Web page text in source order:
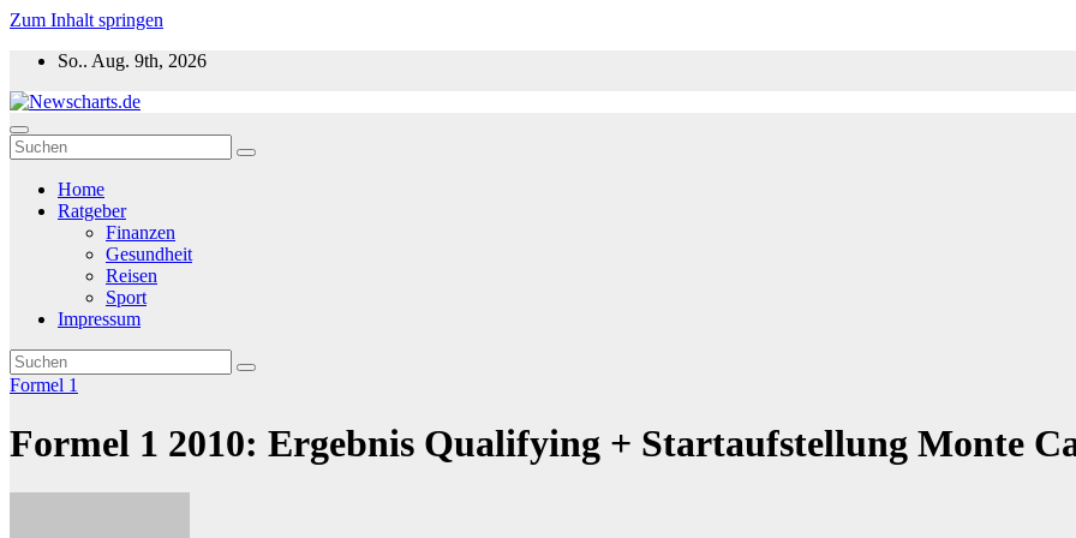
Zum Inhalt springen
So.. Aug. 9th, 2026
Newscharts.de
Aktuelle News zu Politik, Wirtschaft & Unterhaltung weltweit
Home
Ratgeber
Finanzen
Gesundheit
Reisen
Sport
Impressum
Formel 1
Formel 1 2010: Ergebnis Qualifying + Startaufstellung Monte